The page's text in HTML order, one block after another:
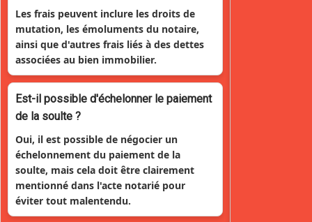
Les frais peuvent inclure les droits de
mutation, les émoluments du notaire,
ainsi que d'autres frais liés à des dettes
associées au bien immobilier.
Est-il possible d'échelonner le paiement
de la soulte ?
Oui, il est possible de négocier un
échelonnement du paiement de la
soulte, mais cela doit être clairement
mentionné dans l'acte notarié pour
éviter tout malentendu.